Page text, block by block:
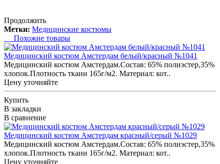
Продолжить
Метки: Медицинские костюмы
Похожие товары
Медицинский костюм Амстердам белый/красный №1041
Медицинский костюм Амстердам.Состав: 65% полиэстер,35%
хлопок.Плотность ткани 165г/м2. Материал: кот..
Цену уточняйте
Купить
В закладки
В сравнение
Медицинский костюм Амстердам красный/серый №1029
Медицинский костюм Амстердам.Состав: 65% полиэстер,35%
хлопок.Плотность ткани 165г/м2. Материал: кот..
Цену уточняйте